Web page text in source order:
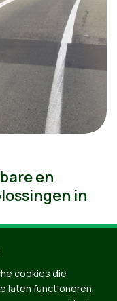
en
in
cookies die
laten functioneren.